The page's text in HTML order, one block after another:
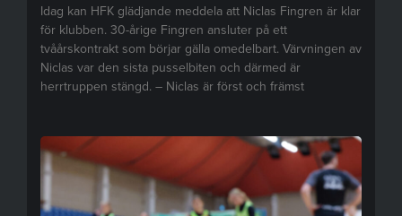
Idag kan HFK glädjande meddela att Niclas Fingren är klar
för klubben. 30-årige Fingren ansluter på ett
tvåårskontrakt som börjar gälla omedelbart. Värvningen av
Niclas var den sista pusselbiten och därmed är
herrtruppen stängd. – Niclas är först och främst